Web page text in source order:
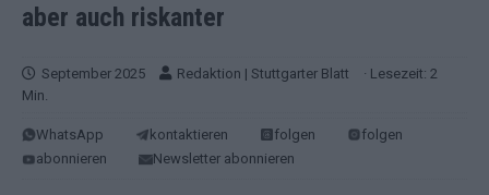
aber auch riskanter
September 2025 Redaktion | Stuttgarter Blatt
· Lesezeit: 2
Min.
WhatsApp kontaktieren folgen
folgen
abonnieren
Newsletter abonnieren